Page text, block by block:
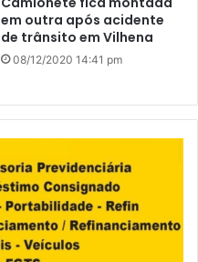
em outra após acidente
de trânsito em Vilhena
08/12/2020 14:41 pm